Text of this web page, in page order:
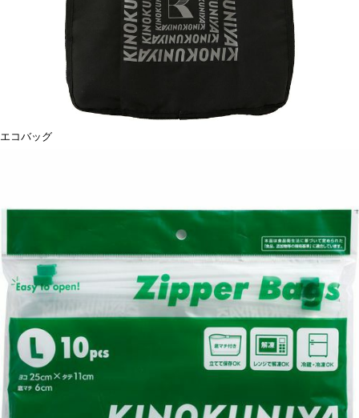
エコバッグ